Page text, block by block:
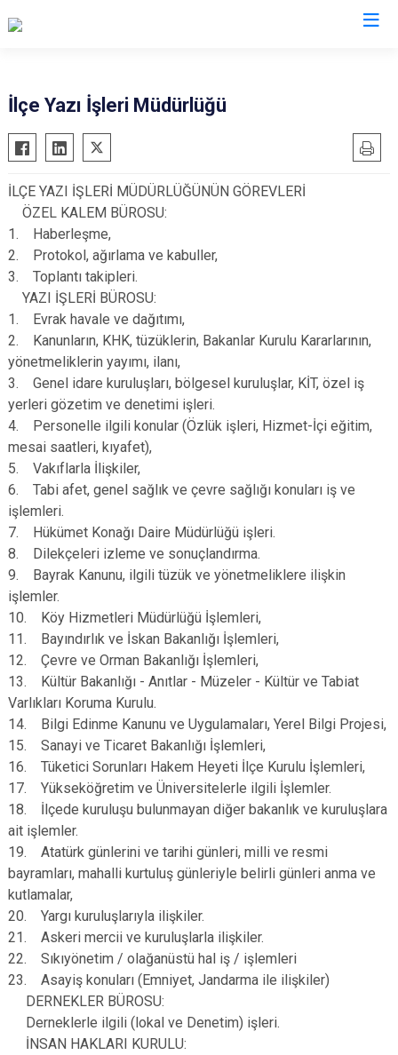
Abana
Ağlı
Araç
Azdavay
Bozkurt
Çatalzeytin
Cide
Daday
Devrekani
Doğanyurt
İnebolu
Pınarbaşı
Taşköprü
İlçe Yazı İşleri Müdürlüğü
İLÇE YAZI İŞLERİ MÜDÜRLÜĞÜNÜN GÖREVLERİ
ÖZEL KALEM BÜROSU:
1. Haberleşme,
2. Protokol, ağırlama ve kabuller,
3. Toplantı takipleri.
YAZI İŞLERİ BÜROSU:
1. Evrak havale ve dağıtımı,
2. Kanunların, KHK, tüzüklerin, Bakanlar Kurulu Kararlarının,
yönetmeliklerin yayımı, ilanı,
3. Genel idare kuruluşları, bölgesel kuruluşlar, KİT, özel iş
yerleri gözetim ve denetimi işleri.
4. Personelle ilgili konular (Özlük işleri, Hizmet-İçi eğitim,
mesai saatleri, kıyafet),
5. Vakıflarla İlişkiler,
6. Tabi afet, genel sağlık ve çevre sağlığı konuları iş ve
işlemleri.
7. Hükümet Konağı Daire Müdürlüğü işleri.
8. Dilekçeleri izleme ve sonuçlandırma.
9. Bayrak Kanunu, ilgili tüzük ve yönetmeliklere ilişkin
işlemler.
10. Köy Hizmetleri Müdürlüğü İşlemleri,
11. Bayındırlık ve İskan Bakanlığı İşlemleri,
12. Çevre ve Orman Bakanlığı İşlemleri,
13. Kültür Bakanlığı - Anıtlar - Müzeler - Kültür ve Tabiat
Varlıkları Koruma Kurulu.
14. Bilgi Edinme Kanunu ve Uygulamaları, Yerel Bilgi Projesi,
15. Sanayi ve Ticaret Bakanlığı İşlemleri,
16. Tüketici Sorunları Hakem Heyeti İlçe Kurulu İşlemleri,
17. Yükseköğretim ve Üniversitelerle ilgili İşlemler.
18. İlçede kuruluşu bulunmayan diğer bakanlık ve kuruluşlara
ait işlemler.
19. Atatürk günlerini ve tarihi günleri, milli ve resmi
bayramları, mahalli kurtuluş günleriyle belirli günleri anma ve
kutlamalar,
20. Yargı kuruluşlarıyla ilişkiler.
21. Askeri mercii ve kuruluşlarla ilişkiler.
22. Sıkıyönetim / olağanüstü hal iş / işlemleri
23. Asayiş konuları (Emniyet, Jandarma ile ilişkiler)
DERNEKLER BÜROSU:
Derneklerle ilgili (lokal ve Denetim) işleri.
İNSAN HAKLARI KURULU: